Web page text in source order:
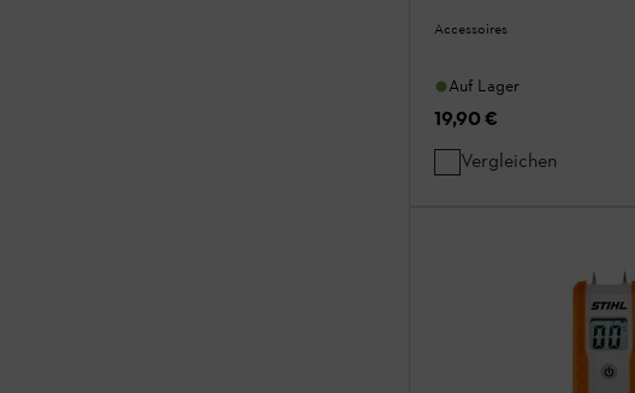
Accessoires
Auf Lager
19,90 €
Vergleichen